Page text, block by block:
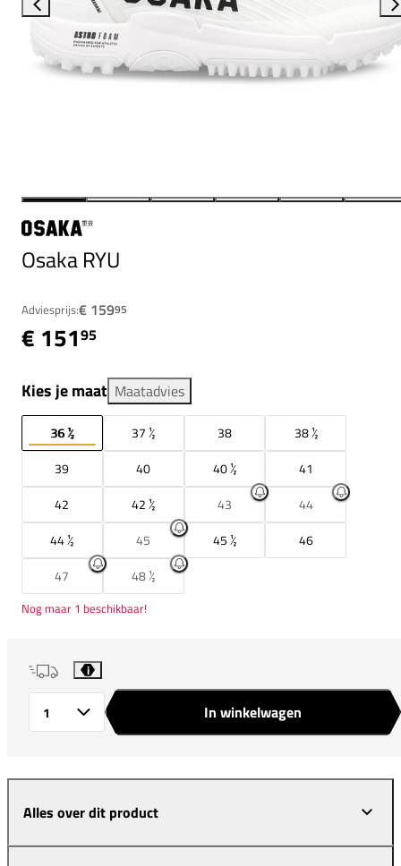
Osaka RYU
Adviesprijs:€ 15995
€ 15195
Kies je maat Maatadvies
36 ½ 37 ½ 38
38 ½
39
40 40 ½
41
42
42 ½ 43
44
44 ½
45 45 ½
46
47
48 ½
Nog maar 1 beschikbaar!
i
In winkelwagen
Alles over dit product